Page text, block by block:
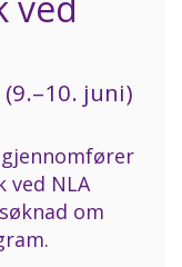
juni)
ved NLA
om